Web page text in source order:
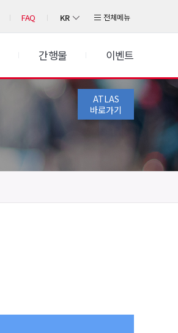
FAQ KR 전체메뉴
간행물 이벤트
ATLAS
바로가기